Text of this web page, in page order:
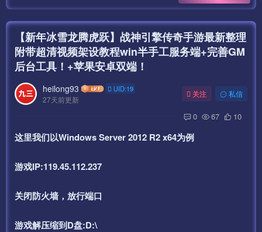
【新年冰雪龙腾虎跃】战神引擎传奇手游最新整理
附带超清视频架设教程win半手工服务端+完善GM
后台工具！+苹果安卓双端！
heilong93 UID:19
27天前更新
关注 私信
0 67 10
这里我们以Windows Server 2012 R2 x64为例
游戏IP:119.45.112.237
关闭防火墙，放行端口
游戏解压缩到D盘:D:\